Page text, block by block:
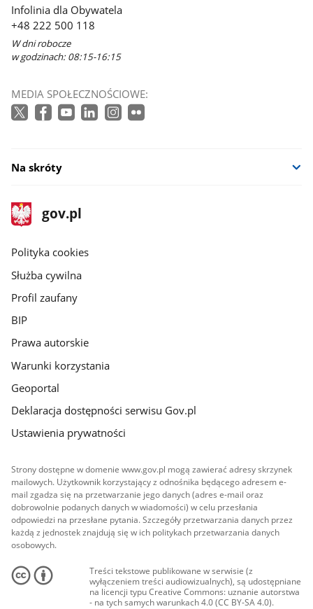
Infolinia dla Obywatela
+48 222 500 118
W dni robocze
w godzinach: 08:15-16:15
MEDIA SPOŁECZNOŚCIOWE:
Na skróty
stopka
gov.pl
Strona
gov.pl
gov.pl
Polityka cookies
Służba cywilna
Profil zaufany
BIP
Prawa autorskie
Warunki korzystania
Geoportal
Deklaracja dostępności serwisu Gov.pl
Ustawienia prywatności
Strony dostępne w domenie www.gov.pl mogą zawierać adresy skrzynek
mailowych. Użytkownik korzystający z odnośnika będącego adresem e-
mail zgadza się na przetwarzanie jego danych (adres e-mail oraz
dobrowolnie podanych danych w wiadomości) w celu przesłania
odpowiedzi na przesłane pytania. Szczegóły przetwarzania danych przez
każdą z jednostek znajdują się w ich politykach przetwarzania danych
osobowych.
Treści tekstowe publikowane w serwisie (z
wyłączeniem treści audiowizualnych), są udostępniane
na licencji typu Creative Commons: uznanie autorstwa
- na tych samych warunkach 4.0 (CC BY-SA 4.0).